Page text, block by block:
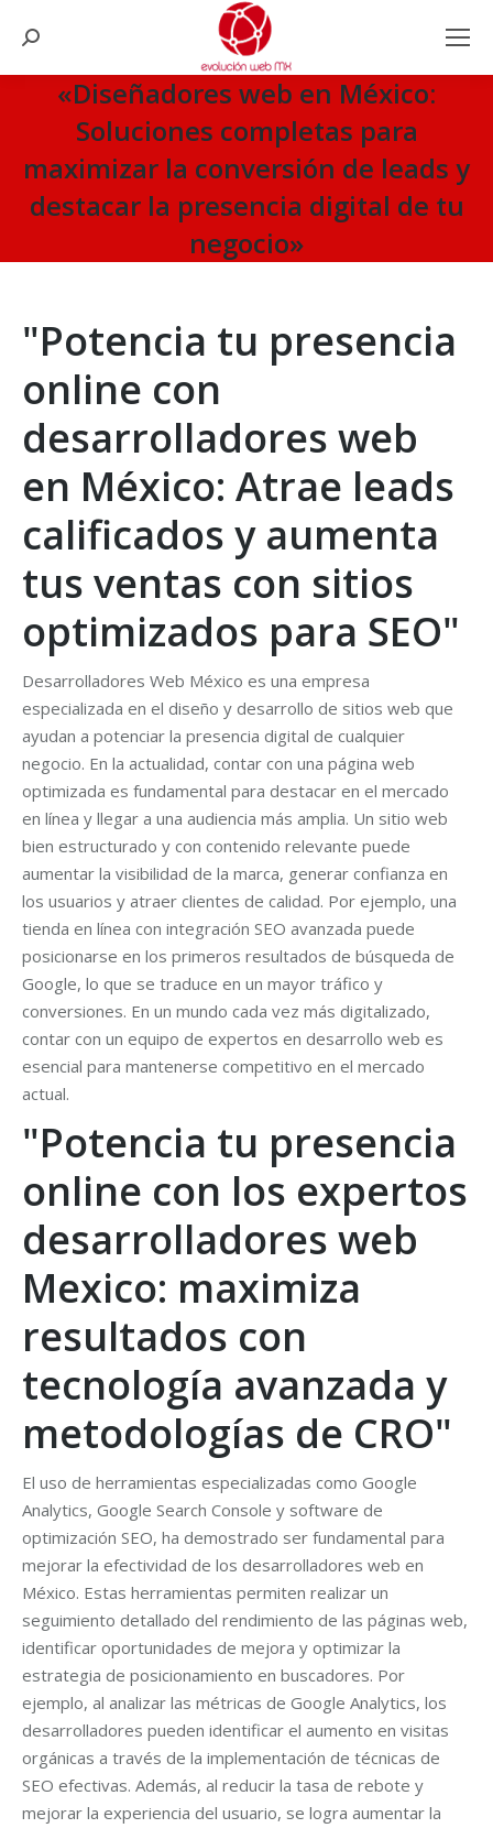
Search:
«Diseñadores web en México:
Soluciones completas para
maximizar la conversión de leads y
destacar la presencia digital de tu
negocio»
"Potencia tu presencia
online con
desarrolladores web
en México: Atrae leads
calificados y aumenta
tus ventas con sitios
optimizados para SEO"
Desarrolladores Web México es una empresa
especializada en el diseño y desarrollo de sitios web que
ayudan a potenciar la presencia digital de cualquier
negocio. En la actualidad, contar con una página web
optimizada es fundamental para destacar en el mercado
en línea y llegar a una audiencia más amplia. Un sitio web
bien estructurado y con contenido relevante puede
aumentar la visibilidad de la marca, generar confianza en
los usuarios y atraer clientes de calidad. Por ejemplo, una
tienda en línea con integración SEO avanzada puede
posicionarse en los primeros resultados de búsqueda de
Google, lo que se traduce en un mayor tráfico y
conversiones. En un mundo cada vez más digitalizado,
contar con un equipo de expertos en desarrollo web es
esencial para mantenerse competitivo en el mercado
actual.
"Potencia tu presencia
online con los expertos
desarrolladores web
Mexico: maximiza
resultados con
tecnología avanzada y
metodologías de CRO"
El uso de herramientas especializadas como Google
Analytics, Google Search Console y software de
optimización SEO, ha demostrado ser fundamental para
mejorar la efectividad de los desarrolladores web en
México. Estas herramientas permiten realizar un
seguimiento detallado del rendimiento de las páginas web,
identificar oportunidades de mejora y optimizar la
estrategia de posicionamiento en buscadores. Por
ejemplo, al analizar las métricas de Google Analytics, los
desarrolladores pueden identificar el aumento en visitas
orgánicas a través de la implementación de técnicas de
SEO efectivas. Además, al reducir la tasa de rebote y
mejorar la experiencia del usuario, se logra aumentar la